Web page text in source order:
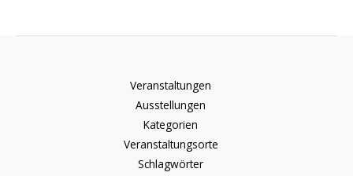
Veranstaltungen
Ausstellungen
Kategorien
Veranstaltungsorte
Schlagwörter